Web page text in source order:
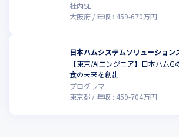
社内SE
大阪府
年収 : 459-670万円
日本ハムシステムソリューション
【東京/AIエンジニア】日本ハムG
食の未来を創出
プログラマ
東京都
年収 : 459-704万円